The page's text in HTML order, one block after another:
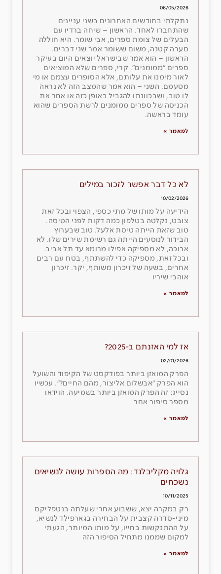
06/05/2026
נתקלתי בחודשים האחרונים בשני עניינים
שהתחברו לאחד. הראשון – שיחה ברדיו עם
הבעלים של צומת ספרים, אבי שומר. היא חוללה
סערה קטנה, משום ששומר אמר שני דברים.
הראשון – הוא אמר שבישראל יוצאים היום בעיקר
ספרים ״ממומנים״. קרי, ספרים שלא המוציאים
לאור מימנו את עלותם, אלא הסופרים עצמם או מי
מטעמם. השני – הוא אמר שהמצב הזה לא נראה
לו טוב, ושבכוונתו להגביל באופן כזה או אחר את
הכניסה של ספרים ממומנים לרשת הספרים שהוא
עומד בראשה.
למאמר »
לא כל דבר אפשר לזכור במילים
10/02/2026
הידיעה על מותו של מתי כספי, הצפוי ובכל זאת
צובט, נקלטה בטלפון כמה דקות לפני הטיסה.
טוב שזאת הייתה טיסת אלעל. טוב שבערוץ
הבידור לנוסעים הייתה גם רשימת שירים שלו. לא
ארוכה, לא מספיקה אפילו מרומא עד תל אביב.
ובכל זאת, מספיקה כדי להשתתף, בטח עם רבים
אחרים, בשעה של זיכרון משותף, יקר. זיכרון
אוהבי שיריו
למאמר »
אז למי האזנתם ב-2025?
02/01/2026
הפרק המואזן ביותר בפודקסט של הקיפוד והשועל
הוא הפרק ״אבשלום אליצור, מהם החיים?״. עכשיו
נסייג: זה הפרק המואזן ביותר בשמיעה. הוידאו
מספר סיפור אחר
למאמר »
גלויה מקליבלנד: מה הספרות עושה לנשיאים
נשכחים
10/11/2025
רק במקרה יצא, ששבוע אחרי שעלתה בנטפליקס
מיני-סדרה קצבית על הבחירה בגארפילד לנשיא,
על ההתנקשות בחייו, על מותו המיותר, הגעתי
למקום שממנו מתחיל הסיפור הזה
למאמר »